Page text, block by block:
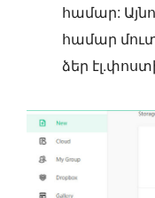
համար:
համար
ձեր